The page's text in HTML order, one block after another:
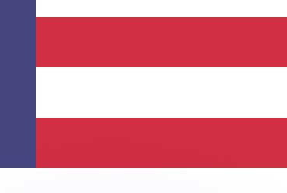
para fins informativos. Você não pagará